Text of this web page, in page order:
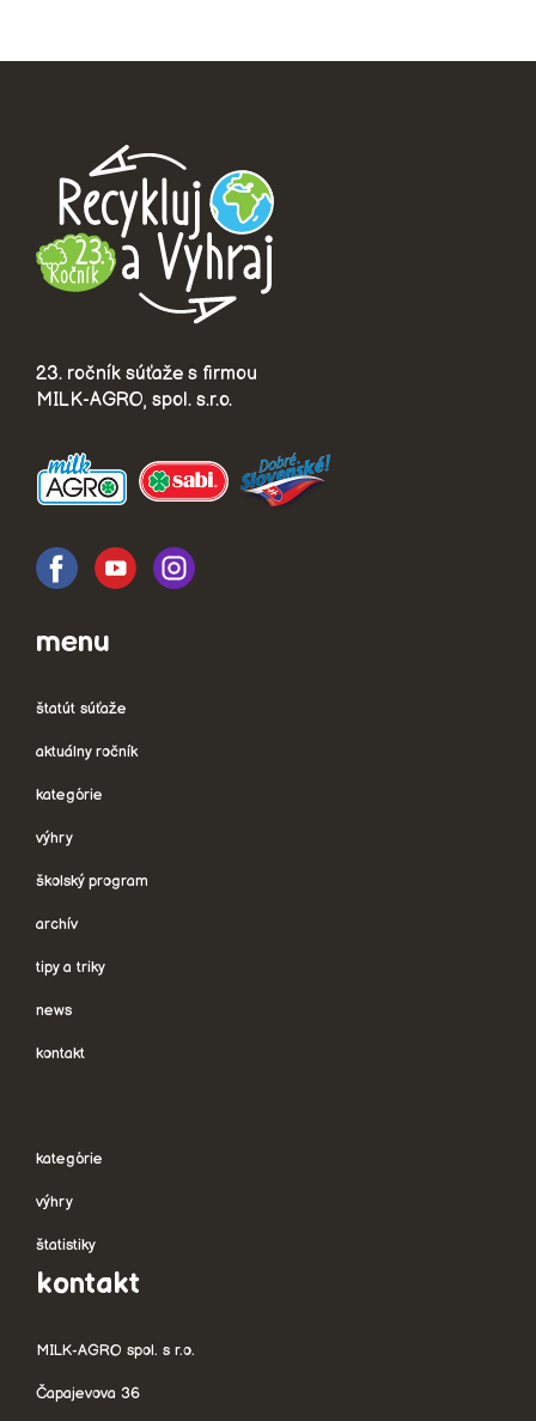
23. ročník súťaže s firmou
MILK-AGRO, spol. s.r.o.
menu
štatút súťaže
aktuálny ročník
kategórie
výhry
školský program
archív
tipy a triky
news
kontakt
kategórie
výhry
štatistiky
kontakt
MILK-AGRO spol. s r.o.
Čapajevova 36